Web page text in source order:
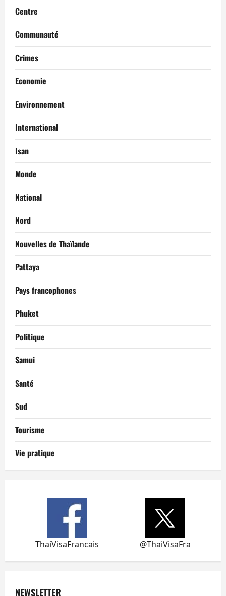
Centre
Communauté
Crimes
Economie
Environnement
International
Isan
Monde
National
Nord
Nouvelles de Thaïlande
Pattaya
Pays francophones
Phuket
Politique
Samui
Santé
Sud
Tourisme
Vie pratique
ThaiVisaFrancais @ThaiVisaFra
NEWSLETTER